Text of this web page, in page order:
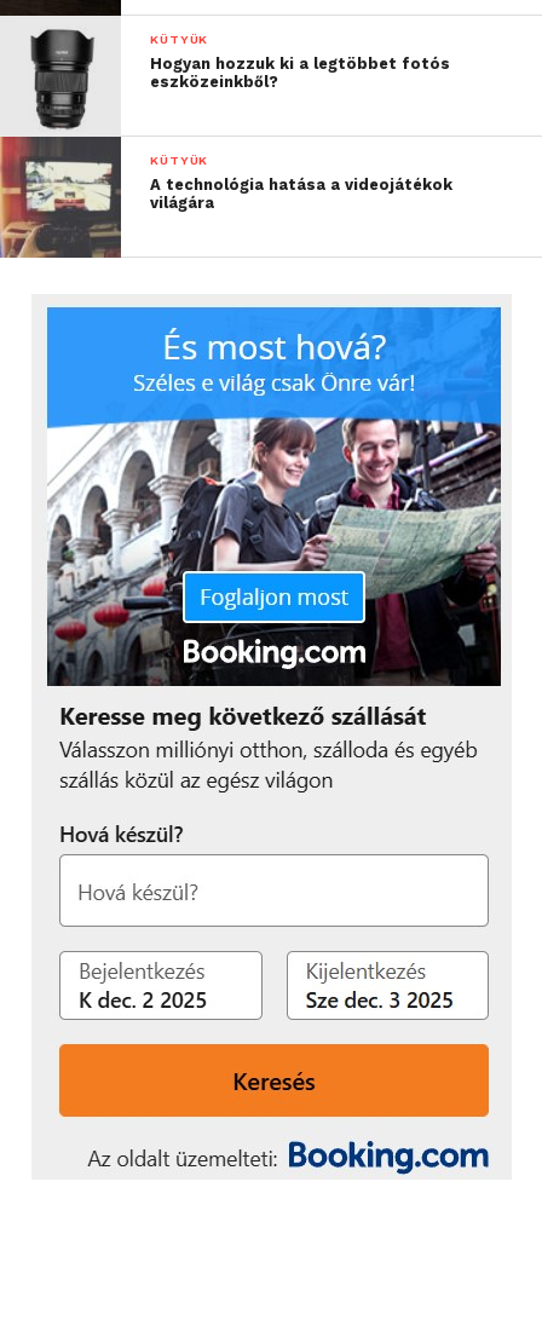
KÜTYÜK
Hogyan hozzuk ki a legtöbbet fotós
eszközeinkből?
KÜTYÜK
A technológia hatása a videojátékok
világára